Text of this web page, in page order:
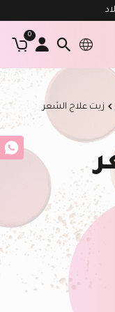
0
زيت علاج الشعر